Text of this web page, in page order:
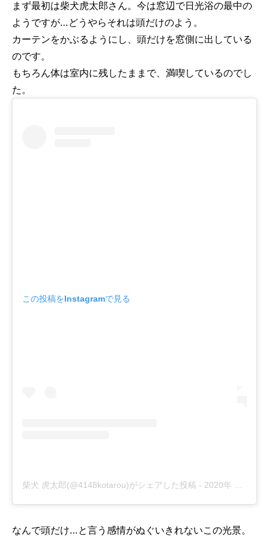
まず最初は柴犬虎太郎さん。今は窓辺で日光浴の最中の
ようですが…どうやらそれは頭だけのよう。
カーテンをかぶるようにし、頭だけを窓側に出している
のです。
もちろん体は室内に残したままで、満喫しているのでし
た。
この投稿をInstagramで見る
柴犬 虎太郎(@4148kotarou)がシェアした投稿 - 2020年 8月月22日午後11時27分PDT
なんで頭だけ…と言う感情がぬぐいきれないこの光景。